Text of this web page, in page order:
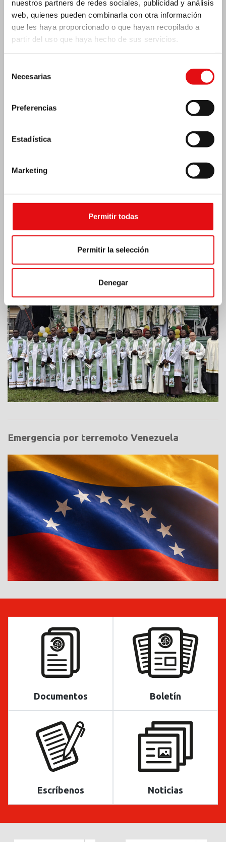
nuestros partners de redes sociales, publicidad y análisis
web, quienes pueden combinarla con otra información
que les haya proporcionado o que hayan recopilado a
partir del uso que haya hecho de sus servicios.
Necesarias
Preferencias
Estadística
Marketing
Permitir todas
Permitir la selección
Denegar
India: Bendición e inauguración del «Lumen
Carmeli»
Emergencia por terremoto Venezuela
Documentos Boletín
Escríbenos Noticias